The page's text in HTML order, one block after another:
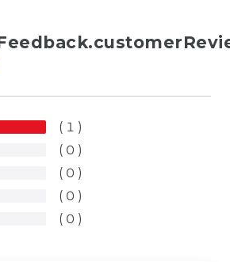
1
0
0
0
0